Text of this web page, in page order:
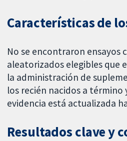
Características de
No se encontraron ensayos
aleatorizados elegibles que
la administración de
los recién nacidos a término
evidencia está actualizada
Resultados clave y